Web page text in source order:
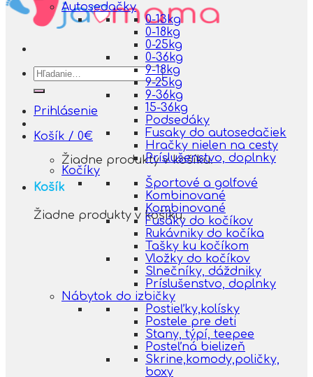
Hľadať:
Prihlásenie
Košík / 0€
Žiadne produkty v košíku.
Košík
Žiadne produkty v košíku.
Autosedačky
0-13kg
0-18kg
0-25kg
0-36kg
9-18kg
9-25kg
9-36kg
15-36kg
Podsedáky
Fusaky do autosedačiek
Hračky nielen na cesty
Príslušenstvo, doplnky
Kočíky
Športové a golfové
Kombinované
Kombinované
Fusáky do kočíkov
Rukávniky do kočíka
Tašky ku kočíkom
Vložky do kočíkov
Slnečníky, dáždniky
Príslušenstvo, doplnky
Nábytok do izbičky
Postieľky,kolísky
Postele pre deti
Stany, týpí, teepee
Posteľná bielizeň
Skrine,komody,poličky,
boxy